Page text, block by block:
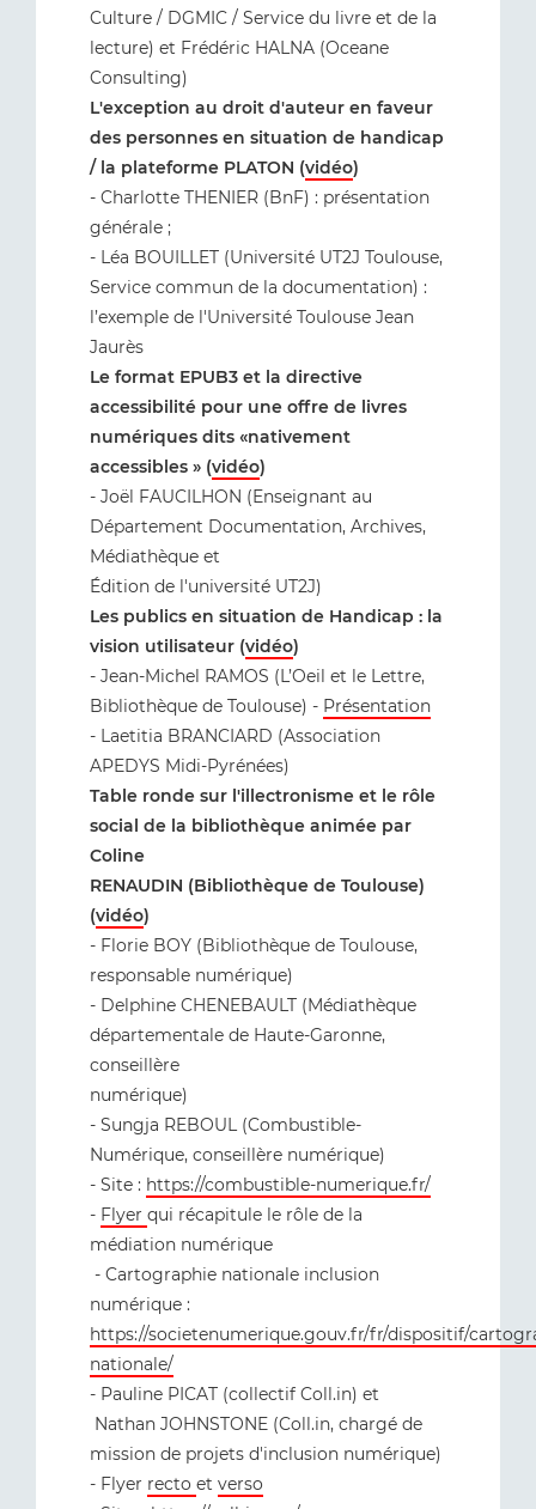
Culture / DGMIC / Service du livre et de la
lecture) et Frédéric HALNA (Oceane
Consulting)
L'exception au droit d'auteur en faveur
des personnes en situation de handicap
/ la plateforme PLATON (vidéo)
- Charlotte THENIER (BnF) : présentation
générale ;
- Léa BOUILLET (Université UT2J Toulouse,
Service commun de la documentation) :
l’exemple de l'Université Toulouse Jean
Jaurès
Le format EPUB3 et la directive
accessibilité pour une offre de livres
numériques dits «nativement
accessibles » (vidéo)
- Joël FAUCILHON (Enseignant au
Département Documentation, Archives,
Médiathèque et
Édition de l'université UT2J)
Les publics en situation de Handicap : la
vision utilisateur (vidéo)
- Jean-Michel RAMOS (L’Oeil et le Lettre,
Bibliothèque de Toulouse) - Présentation
- Laetitia BRANCIARD (Association
APEDYS Midi-Pyrénées)
Table ronde sur l'illectronisme et le rôle
social de la bibliothèque animée par
Coline
RENAUDIN (Bibliothèque de Toulouse)
(vidéo)
- Florie BOY (Bibliothèque de Toulouse,
responsable numérique)
- Delphine CHENEBAULT (Médiathèque
départementale de Haute-Garonne,
conseillère
numérique)
- Sungja REBOUL (Combustible-
Numérique, conseillère numérique)
- Site : https://combustible-numerique.fr/
- Flyer qui récapitule le rôle de la
médiation numérique
- Cartographie nationale inclusion
numérique :
https://societenumerique.gouv.fr/fr/dispositif/
nationale/
- Pauline PICAT (collectif Coll.in) et
Nathan JOHNSTONE (Coll.in, chargé de
mission de projets d'inclusion numérique)
- Flyer recto et verso